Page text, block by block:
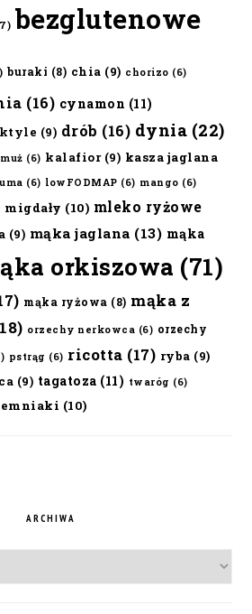
bezglutenowe
buraki (8) chia (9) chorizo (6)
(16) cynamon (11)
(9) drób (16) dynia (22)
(6) kalafior(9) kasza jaglana
(6) lowFODMAP (6) mango (6)
migdały (10) mleko ryżowe
(9) mąka jaglana (13) mąka
orkiszowa (71)
mąka ryżowa (8) mąka z
orzechy nerkowca (6) orzechy
pstrąg (6) ricotta (17) ryba (9)
(9) tagatoza (11) twaróg (6)
(10)
ARCHIWA